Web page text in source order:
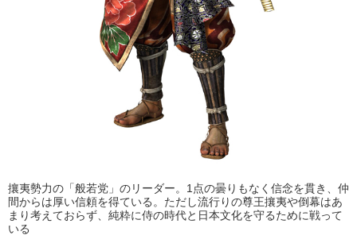
攘夷勢力の「般若党」のリーダー。1点の曇りもなく信念を貫き、仲
間からは厚い信頼を得ている。ただし流行りの尊王攘夷や倒幕はあ
まり考えておらず、純粋に侍の時代と日本文化を守るために戦って
いる